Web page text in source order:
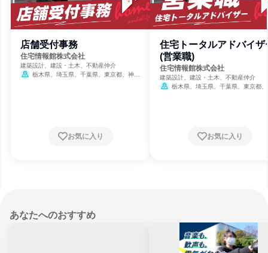
店舗受付事務
住宅情報館株式会社
建築設計、建設・土木、不動産仲介
栃木県、埼玉県、千葉県、東京都、神奈
お気に入り
住宅トータルアドバイザ
(営業職)
住宅情報館株式会社
建築設計、建設・土木、不動産仲介
栃木県、埼玉県、千葉県、東京都
お気に入り
あなたへのおすすめ